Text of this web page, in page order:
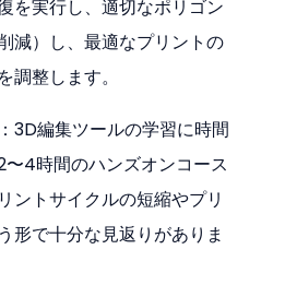
を実行し、適切なポリゴン
減）し、最適なプリントの
調整します。
3D編集ツールの学習に時間
4時間のハンズオンコース
ントサイクルの短縮やプリ
形で十分な見返りがありま